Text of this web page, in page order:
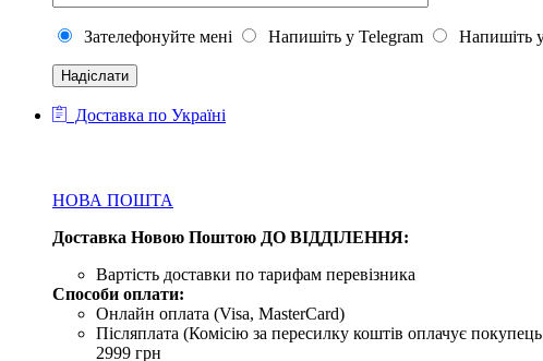
Зателефонуйте мені Напишіть у Telegram Напишіть
Доставка по Україні
НОВА ПОШТА
Доставка Новою Поштою ДО ВІДДІЛЕННЯ:
Вартість доставки по тарифам перевізника
Способи оплати:
Онлайн оплата (Visa, MasterCard)
Післяплата (Комісію за пересилку коштів оплачує
2999 грн